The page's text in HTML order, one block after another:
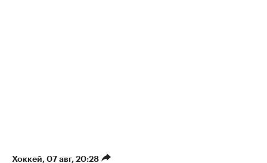
Хоккей⁠, 07 авг, 20:28